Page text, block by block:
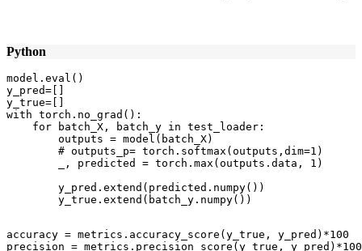
Python
model.eval()
y_pred=[]
y_true=[]
with torch.no_grad():
    for batch_X, batch_y in test_loader:
        outputs = model(batch_X)
        # outputs_p= torch.softmax(outputs,dim=1)
        _, predicted = torch.max(outputs.data, 1)
        y_pred.extend(predicted.numpy())
        y_true.extend(batch_y.numpy())
accuracy = metrics.accuracy_score(y_true, y_pred)*100
precision = metrics.precision_score(y_true, y_pred)*100